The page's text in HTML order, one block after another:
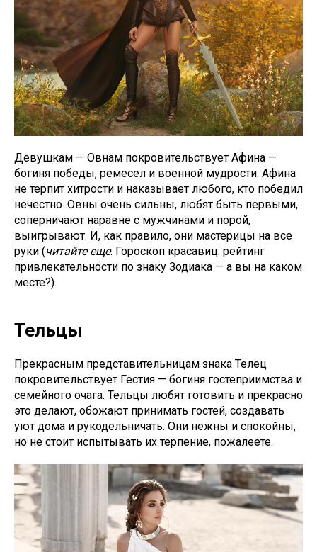
Девушкам — Овнам покровительствует Афина —
богиня победы, ремесел и военной мудрости. Афина
не терпит хитрости и наказывает любого, кто победил
нечестно. Овны очень сильны, любят быть первыми,
соперничают наравне с мужчинами и порой,
выигрывают. И, как правило, они мастерицы на все
руки (читайте еще: Гороскоп красавиц: рейтинг
привлекательности по знаку Зодиака — а вы на каком
месте?).
Тельцы
Прекрасным представительницам знака Телец
покровительствует Гестия — богиня гостеприимства и
семейного очага. Тельцы любят готовить и прекрасно
это делают, обожают принимать гостей, создавать
уют дома и рукодельничать. Они нежны и спокойны,
но не стоит испытывать их терпение, пожалеете.